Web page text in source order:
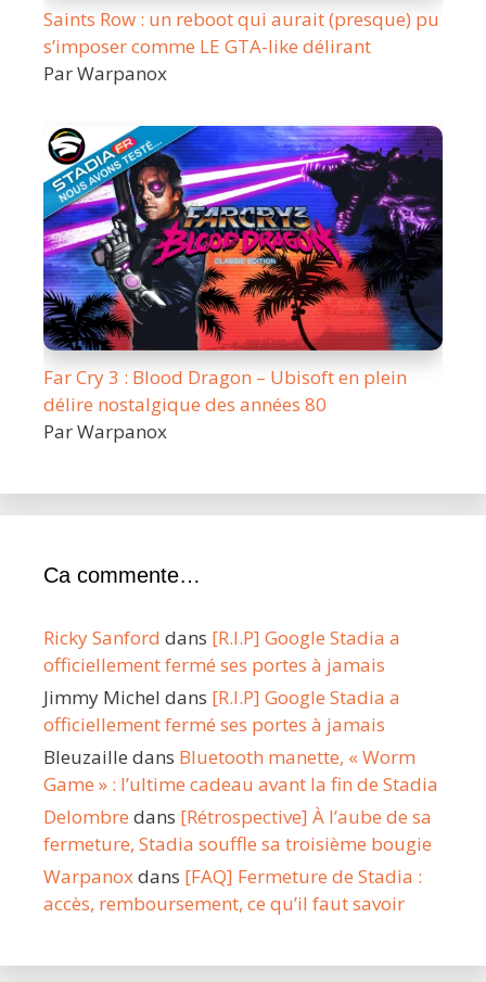
Saints Row : un reboot qui aurait (presque) pu
s’imposer comme LE GTA-like délirant
Par Warpanox
Far Cry 3 : Blood Dragon – Ubisoft en plein
délire nostalgique des années 80
Par Warpanox
Ca commente…
Ricky Sanford dans [R.I.P] Google Stadia a
officiellement fermé ses portes à jamais
Jimmy Michel dans [R.I.P] Google Stadia a
officiellement fermé ses portes à jamais
Bleuzaille dans Bluetooth manette, « Worm
Game » : l’ultime cadeau avant la fin de Stadia
Delombre dans [Rétrospective] À l’aube de sa
fermeture, Stadia souffle sa troisième bougie
Warpanoxdans [FAQ] Fermeture de Stadia :
accès, remboursement, ce qu’il faut savoir